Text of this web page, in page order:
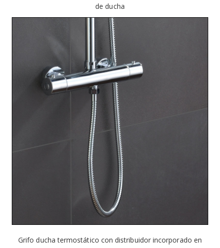
de ducha
Grifo ducha termostático con distribuidor incorporado en